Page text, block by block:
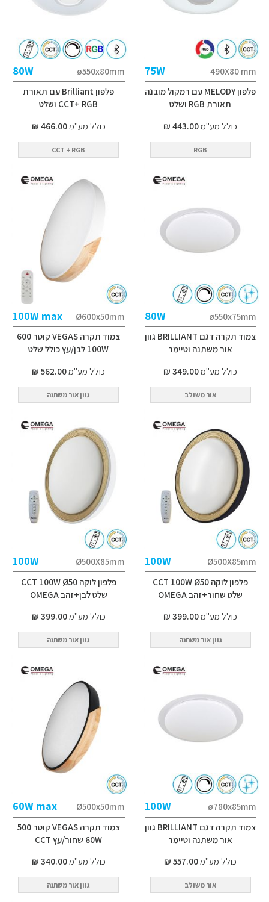
490X80 mm
75W
פלפון MELODY עם רמקול מובנה
תאורת RGB ושלט
כולל מע"מ443.00 ₪
RGB
ø550x80mm
80W
פלפון Brilliant עם תאורת
CCT+ RGB ושלט
כולל מע"מ466.00 ₪
CCT + RGB
ø550x75mm
80W
צמוד תקרה דגם BRILLIANT גוון
אור משתנה וטיימר
כולל מע"מ349.00 ₪
אור משולב
Ø600x50mm
100W max
צמוד תקרה VEGAS קוטר 600
100W לבן/עץ כולל שלט
כולל מע"מ562.00 ₪
גוון אור משתנה
Ø500X85mm
100W
פלפון לוקה CCT 100W Ø50
שלט שחור+זהב OMEGA
כולל מע"מ399.00 ₪
גוון אור משתנה
Ø500X85mm
100W
פלפון לוקה CCT 100W Ø50
שלט לבן+זהב OMEGA
כולל מע"מ399.00 ₪
גוון אור משתנה
ø780x85mm
100W
צמוד תקרה דגם BRILLIANT גוון
אור משתנה וטיימר
כולל מע"מ557.00 ₪
אור משולב
Ø500x50mm
60W max
צמוד תקרה VEGAS קוטר 500
60W שחור/עץ CCT
כולל מע"מ340.00 ₪
גוון אור משתנה